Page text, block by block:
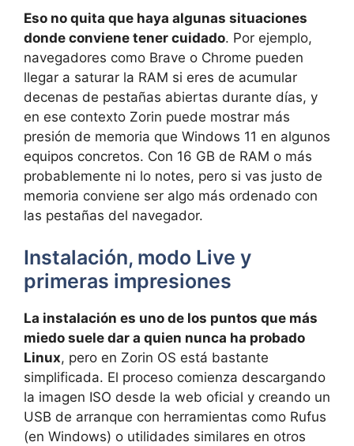
Eso no quita que haya algunas situaciones
donde conviene tener cuidado. Por ejemplo,
navegadores como Brave o Chrome pueden
llegar a saturar la RAM si eres de acumular
decenas de pestañas abiertas durante días, y
en ese contexto Zorin puede mostrar más
presión de memoria que Windows 11 en algunos
equipos concretos. Con 16 GB de RAM o más
probablemente ni lo notes, pero si vas justo de
memoria conviene ser algo más ordenado con
las pestañas del navegador.
Instalación, modo Live y
primeras impresiones
La instalación es uno de los puntos que más
miedo suele dar a quien nunca ha probado
Linux, pero en Zorin OS está bastante
simplificada. El proceso comienza descargando
la imagen ISO desde la web oficial y creando un
USB de arranque con herramientas como Rufus
(en Windows) o utilidades similares en otros